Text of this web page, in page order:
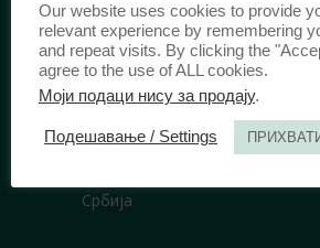
ИЗДАВАЧ /
Правни факултет
Булевар краља Александра 67
Србија
Our website uses cookies to provide
relevant experience by remembering
and repeat visits. By clicking the
agree to the use of ALL cookies.
Моји подаци нису за продају.
Подешавање / Settings